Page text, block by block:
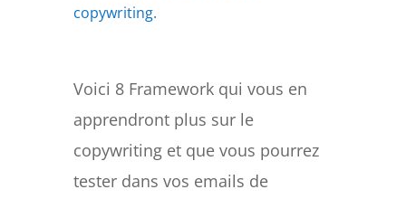
copywriting.
Voici 8 Framework qui vous en
apprendront plus sur le
copywriting et que vous pourrez
tester dans vos emails de